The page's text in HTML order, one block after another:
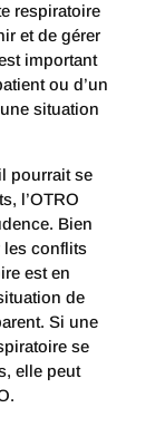
respiratoire
et de gérer
important
ou d’un
situation
pourrait se
l’OTRO
Bien
les conflits
est en
de
Si une
se
elle peut